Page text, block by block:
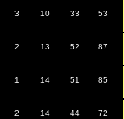
3 10 33 53
2 13 52 87
1 14 51 85
2 14 44 72